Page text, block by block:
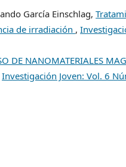
García Einschlag,
de irradiación ,
DE NANOMATERIALES
Investigación Joven: Vol. 6